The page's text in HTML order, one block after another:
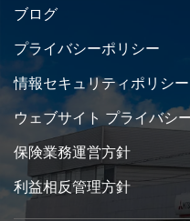
ブログ
プライバシーポリシー
情報セキュリティポリシー
ウェブサイト プライバシ
保険業務運営方針
利益相反管理方針